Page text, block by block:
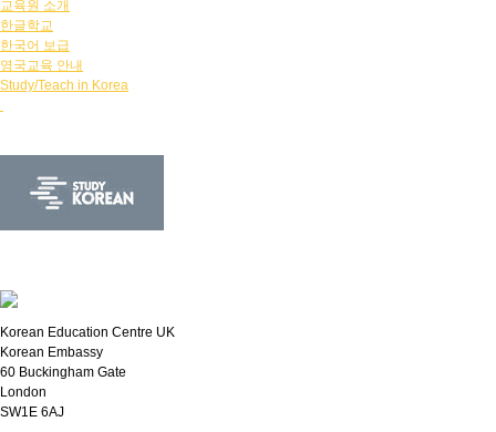
교육원 소개
한글학교
한국어 보급
영국교육 안내
Study/Teach in Korea
Korean Education Centre UK
Korean Embassy
60 Buckingham Gate
London
SW1E 6AJ